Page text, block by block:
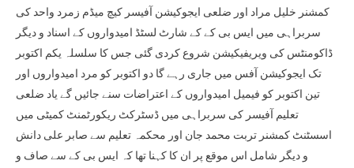
کمشنر خلیل مراد اور ضلعی ایجوکیشن آفیسر کیچ میڈم زمرد واحد کی
سربراہی میں ایس بی کے کے شارٹ لسٹڈ امیدواروں کے اسناد و دیگر
ڈاکومنٹس کی ویریفیکیشن شروع کردی گئی جس کا سلسلہ یکم اکتوبر
تک ایجوکیشن آفس میں جاری رہے گا دو اکتوبر کو مرد امیدواروں اور
تین اکتوبر کو فیمیل امیدواروں کے اعتراضات سنے جائیں گے یاد ضلعی
تعلیم آفیسر کی سربراہی میں ڈسٹرکٹ ریکورٹمنٹ کمیٹی میں
اسسٹنٹ کمشنر تربت محمد جان اور محکمہ تعلیم سے صابر علی دانش
و دیگر شامل اس موقع پر ان کا کہنا تھا کہ ایس بی کے سے صاف و